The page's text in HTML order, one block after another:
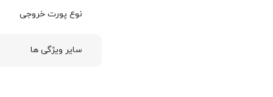
نوع پورت خروجی
سایر ویژگی ها